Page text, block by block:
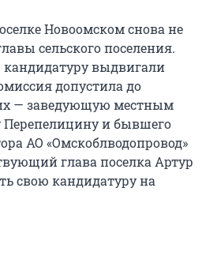
Новоомском снова не
сельского поселения.
кандидатуру выдвигали
допустила до
— заведующую местным
Перепелицину и бывшего
АО «Омскоблводопровод»
глава поселка Артур
свою кандидатуру на